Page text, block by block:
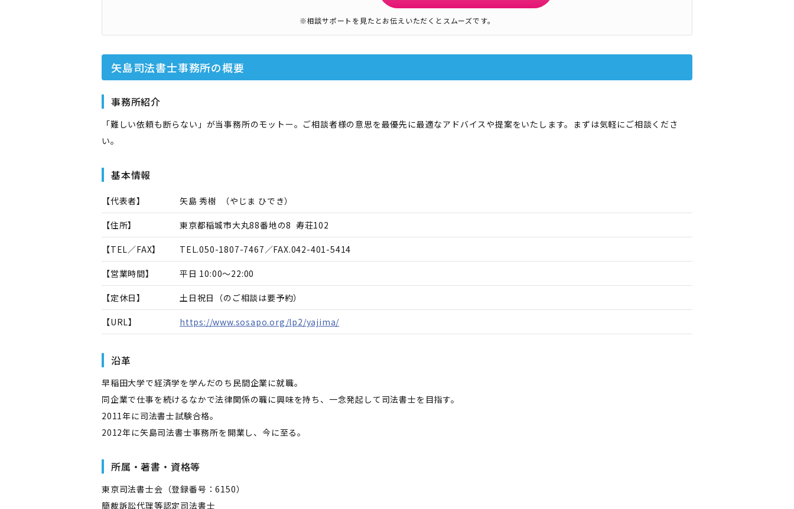
※相談サポートを見たとお伝えいただくとスムーズです。
矢島司法書士事務所の概要
事務所紹介
「難しい依頼も断らない」が当事務所のモットー。ご相談者様の意思を最優先に最適なアドバイスや提案をいたします。まずは気軽にご相談くださ
い。
基本情報
【代表者】 矢島 秀樹 （やじま ひでき）
【住所】 東京都稲城市大丸88番地の8 寿荘102
【TEL／FAX】 TEL.050-1807-7467 ／FAX.042-401-5414
【営業時間】 平日 10:00～22:00
【定休日】 土日祝日（のご相談は要予約）
【URL】 https://www.sosapo.org/lp2/yajima/
沿革
早稲田大学で経済学を学んだのち民間企業に就職。
同企業で仕事を続けるなかで法律関係の職に興味を持ち、一念発起して司法書士を目指す。
2011年に司法書士試験合格。
2012年に矢島司法書士事務所を開業し、今に至る。
所属・著書・資格等
東京司法書士会（登録番号：6150）
簡裁訴訟代理等認定司法書士